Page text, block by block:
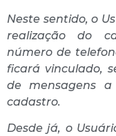
Neste sentido, o
realização do
número de
ficará vinculado,
de mensagens
cadastro.
Desde já, o